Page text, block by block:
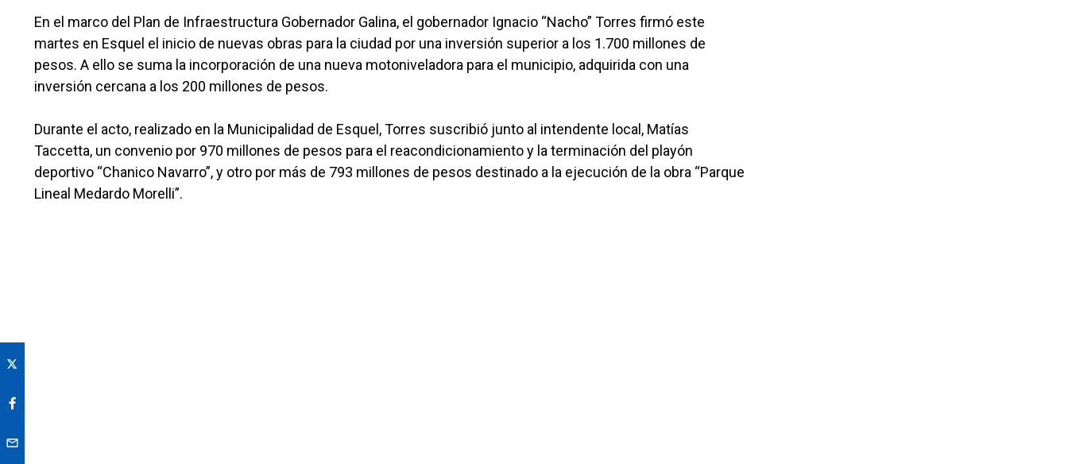
En el marco del Plan de Infraestructura Gobernador Galina, el gobernador Ignacio “Nacho” Torres firmó este
martes en Esquel el inicio de nuevas obras para la ciudad por una inversión superior a los 1.700 millones de
pesos. A ello se suma la incorporación de una nueva motoniveladora para el municipio, adquirida con una
inversión cercana a los 200 millones de pesos.
Durante el acto, realizado en la Municipalidad de Esquel, Torres suscribió junto al intendente local, Matías
Taccetta, un convenio por 970 millones de pesos para el reacondicionamiento y la terminación del playón
deportivo “Chanico Navarro”, y otro por más de 793 millones de pesos destinado a la ejecución de la obra “Parque
Lineal Medardo Morelli”.